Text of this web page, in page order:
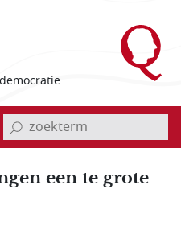
invoerveld zoekterm
een te grote